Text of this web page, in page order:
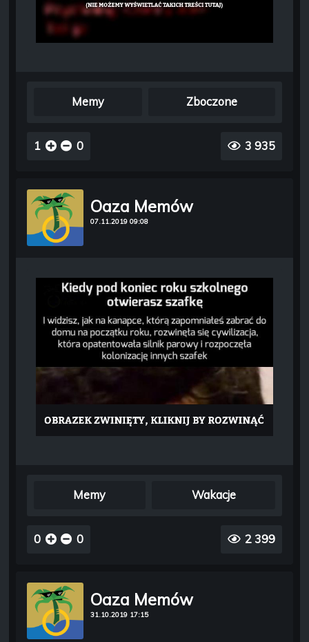
Memy Zboczone
1 0 3 935
Oaza Memów
07.11.2019 09:08
Memy Wakacje
0 0 2 399
Oaza Memów
31.10.2019 17:15